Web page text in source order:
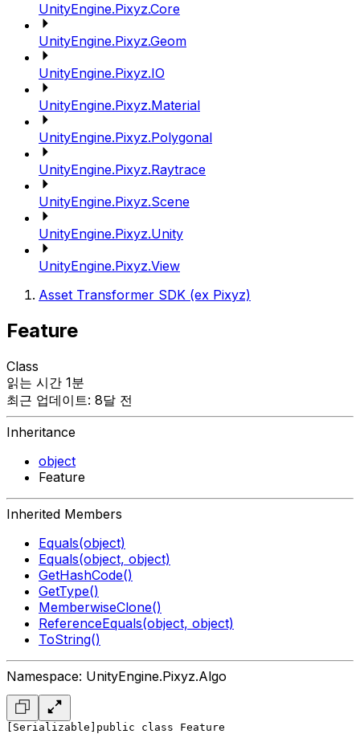
UnityEngine.Pixyz.Core
UnityEngine.Pixyz.Geom
UnityEngine.Pixyz.IO
UnityEngine.Pixyz.Material
UnityEngine.Pixyz.Polygonal
UnityEngine.Pixyz.Raytrace
UnityEngine.Pixyz.Scene
UnityEngine.Pixyz.Unity
UnityEngine.Pixyz.View
Asset Transformer SDK (ex Pixyz)
Feature
Class
읽는 시간 1분
최근 업데이트: 8달 전
Inheritance
object
Feature
Inherited Members
Equals(object)
Equals(object, object)
GetHashCode()
GetType()
MemberwiseClone()
ReferenceEquals(object, object)
ToString()
Namespace: UnityEngine.Pixyz.Algo
[Serializable] public class Feature